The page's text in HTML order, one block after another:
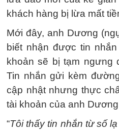
khách hàng bị lừa mất
Mới đây, anh Dương
biết nhận được tin
khoản sẽ bị tạm ngưng
Tin nhắn gửi kèm
cập nhật nhưng thực
tài khoản của anh
“Tôi thấy tin nhắn từ số